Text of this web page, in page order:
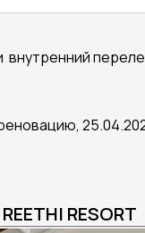
RESORT